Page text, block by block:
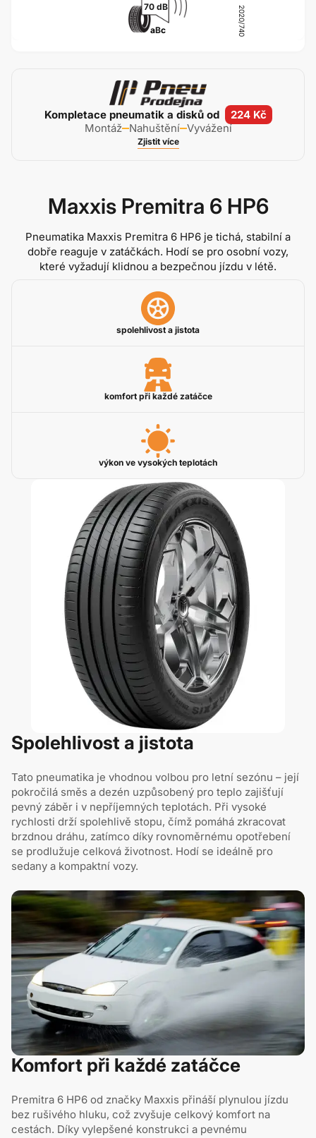
70 dB 2020/740
aBc
Kompletace pneumatik a disků od
224 Kč
Montáž Nahuštění Vyvážení
Zjistit více
Maxxis Premitra 6 HP6
Pneumatika Maxxis Premitra 6 HP6 je tichá, stabilní a
dobře reaguje v zatáčkách. Hodí se pro osobní vozy,
které vyžadují klidnou a bezpečnou jízdu v létě.
spolehlivost a jistota
komfort při každé zatáčce
výkon ve vysokých teplotách
Spolehlivost a jistota
Tato pneumatika je vhodnou volbou pro letní sezónu – její
pokročilá směs a dezén uzpůsobený pro teplo zajišťují
pevný záběr i v nepříjemných teplotách. Při vysoké
rychlosti drží spolehlivě stopu, čímž pomáhá zkracovat
brzdnou dráhu, zatímco díky rovnoměrnému opotřebení
se prodlužuje celková životnost. Hodí se ideálně pro
sedany a kompaktní vozy.
Komfort při každé zatáčce
Premitra 6 HP6 od značky Maxxis přináší plynulou jízdu
bez rušivého hluku, což zvyšuje celkový komfort na
cestách. Díky vylepšené konstrukci a pevnému